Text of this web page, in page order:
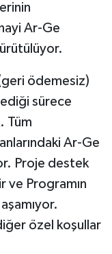
Ar-Ge
ödemesiz)
sürece
Tüm
Ar-Ge
Proje destek
ve Programın
diğer özel koşullar